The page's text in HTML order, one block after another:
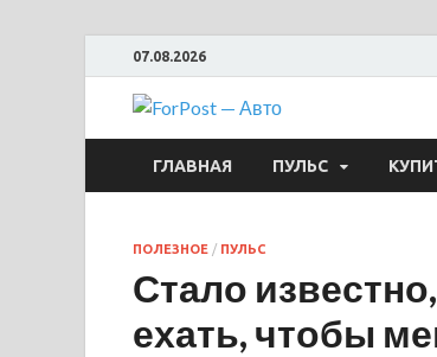
07.08.2026
ГЛАВНАЯ ПУЛЬС
ПОЛЕЗНОЕ / ПУЛЬС
Стало
ехать, чтобы